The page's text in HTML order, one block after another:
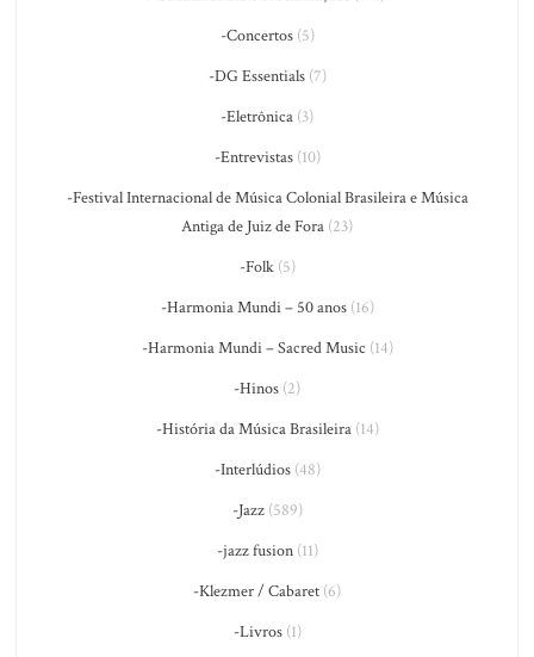
-Concertos(5)
-DG Essentials(7)
-Eletrônica (3)
-Entrevistas(10)
-Festival Internacional de Música Colonial Brasileira e Música
Antiga de Juiz de Fora (23)
-Folk(5)
-Harmonia Mundi – 50 anos(16)
-Harmonia Mundi – Sacred Music (14)
-Hinos (2)
-História da Música Brasileira(14)
-Interlúdios(48)
-Jazz(589)
-jazz fusion(11)
-Klezmer / Cabaret (6)
-Livros(1)